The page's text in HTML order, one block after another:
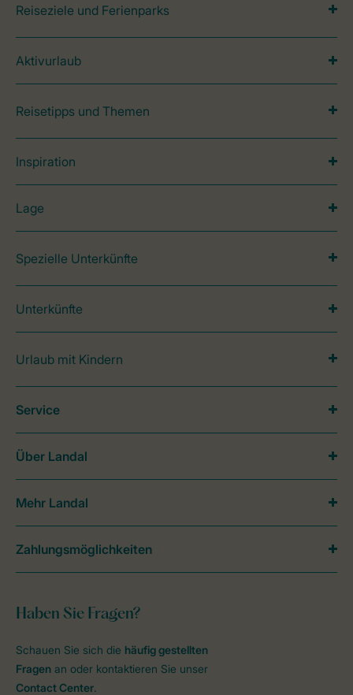
Reiseziele und Ferienparks
Aktivurlaub
Reisetipps und Themen
Inspiration
Lage
Spezielle Unterkünfte
Unterkünfte
Urlaub mit Kindern
Haben Sie Fragen?
Schauen Sie sich die häufig gestellten
Fragen an oder kontaktieren Sie unser
Contact Center.
Service
Über Landal
Mehr Landal
Zahlungsmöglichkeiten